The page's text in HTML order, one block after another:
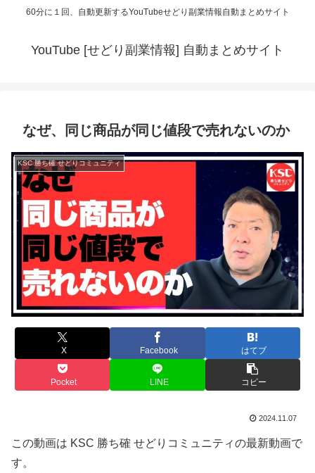
60分に１回、自動更新するYouTubeせどり副業情報自動まとめサイト
YouTube [せどり副業情報] 自動まとめサイト
なぜ、同じ商品が同じ値段で売れないのか
KSC 勝ち確 せどりコミュニティ
X Facebook はてブ
Pocket LINE コピー
2024.11.07
この動画は KSC 勝ち確 せどりコミュニティの最新動画で
す。